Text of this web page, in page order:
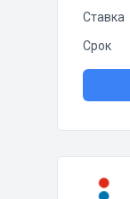
Ставка
Срок